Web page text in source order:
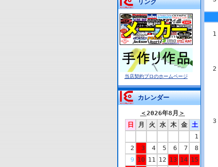
リンク
当店契約プロのホームページ
カレンダー
＜2026年8月 ＞
日
月 火 水 木 金
土
1
2
3 4 5 6 7
8
9 10 11 12 13 14 15